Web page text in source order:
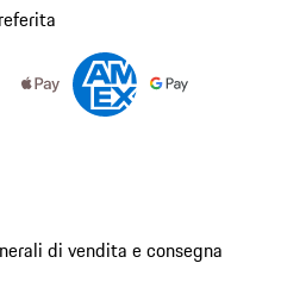
di vendita e consegna